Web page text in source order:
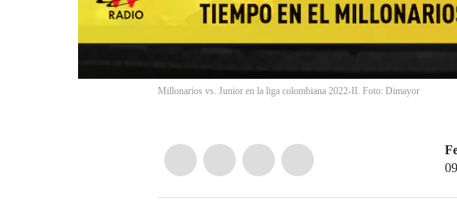
Millonarios vs. Junior en la liga colombiana 2022-II. Foto: Dimayor